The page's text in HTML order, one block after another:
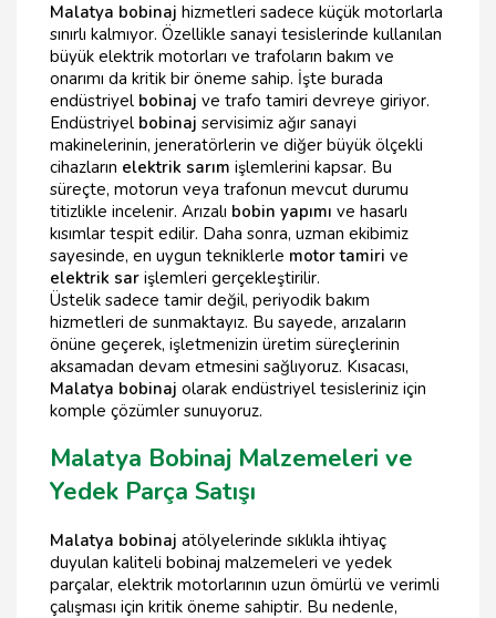
Malatya bobinaj hizmetleri sadece küçük motorlarla
sınırlı kalmıyor. Özellikle sanayi tesislerinde kullanılan
büyük elektrik motorları ve trafoların bakım ve
onarımı da kritik bir öneme sahip. İşte burada
endüstriyel bobinaj ve trafo tamiri devreye giriyor.
Endüstriyel bobinaj servisimiz ağır sanayi
makinelerinin, jeneratörlerin ve diğer büyük ölçekli
cihazların elektrik sarım işlemlerini kapsar. Bu
süreçte, motorun veya trafonun mevcut durumu
titizlikle incelenir. Arızalı bobin yapımı ve hasarlı
kısımlar tespit edilir. Daha sonra, uzman ekibimiz
sayesinde, en uygun tekniklerle motor tamiri ve
elektrik sar işlemleri gerçekleştirilir.
Üstelik sadece tamir değil, periyodik bakım
hizmetleri de sunmaktayız. Bu sayede, arızaların
önüne geçerek, işletmenizin üretim süreçlerinin
aksamadan devam etmesini sağlıyoruz. Kısacası,
Malatya bobinaj olarak endüstriyel tesisleriniz için
komple çözümler sunuyoruz.
Malatya Bobinaj Malzemeleri ve
Yedek Parça Satışı
Malatya bobinaj atölyelerinde sıklıkla ihtiyaç
duyulan kaliteli bobinaj malzemeleri ve yedek
parçalar, elektrik motorlarının uzun ömürlü ve verimli
çalışması için kritik öneme sahiptir. Bu nedenle,